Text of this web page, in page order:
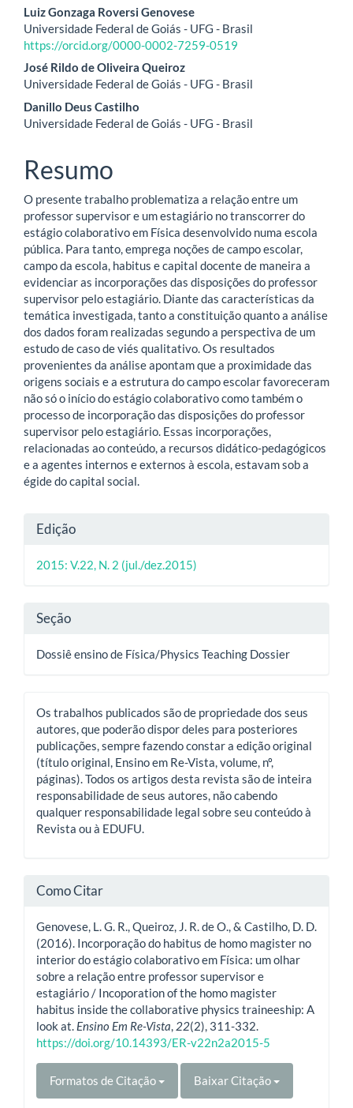
Conteúdo
do
artigo
principal
Luiz Gonzaga Roversi Genovese
Universidade Federal de Goiás - UFG - Brasil
https://orcid.org/0000-0002-7259-0519
José Rildo de Oliveira Queiroz
Universidade Federal de Goiás - UFG - Brasil
Danillo Deus Castilho
Universidade Federal de Goiás - UFG - Brasil
Resumo
O presente trabalho problematiza a relação entre um
professor supervisor e um estagiário no transcorrer do
estágio colaborativo em Física desenvolvido numa escola
pública. Para tanto, emprega noções de campo escolar,
campo da escola, habitus e capital docente de maneira a
evidenciar as incorporações das disposições do professor
supervisor pelo estagiário. Diante das características da
temática investigada, tanto a constituição quanto a análise
dos dados foram realizadas segundo a perspectiva de um
estudo de caso de viés qualitativo. Os resultados
provenientes da análise apontam que a proximidade das
origens sociais e a estrutura do campo escolar favoreceram
não só o início do estágio colaborativo como também o
processo de incorporação das disposições do professor
supervisor pelo estagiário. Essas incorporações,
relacionadas ao conteúdo, a recursos didático-pedagógicos
e a agentes internos e externos à escola, estavam sob a
égide do capital social.
Detalhes
do
Edição
2015: V.22, N. 2 (jul./dez.2015)
Seção
Dossiê ensino de Física/Physics Teaching Dossier
Os trabalhos publicados são de propriedade dos seus
autores, que poderão dispor deles para posteriores
publicações, sempre fazendo constar a edição original
(título original, Ensino em Re-Vista, volume, nº,
páginas). Todos os artigos desta revista são de inteira
responsabilidade de seus autores, não cabendo
qualquer responsabilidade legal sobre seu conteúdo à
Revista ou à EDUFU.
Como Citar
Genovese, L. G. R., Queiroz, J. R. de O., & Castilho, D. D.
(2016). Incorporação do habitus de homo magister no
interior do estágio colaborativo em Física: um olhar
sobre a relação entre professor supervisor e
estagiário / Incoporation of the homo magister
habitus inside the collaborative physics traineeship: A
look at. Ensino Em Re-Vista 22(2), 311-332.
https://doi.org/10.14393/ER-v22n2a2015-5
Formatos de Citação Baixar Citação